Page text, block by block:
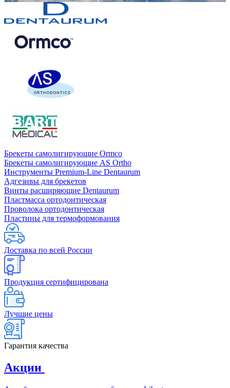
Брекеты самолигирующие Ormco
Брекеты самолигирующие AS Ortho
Инструменты Premium-Line Dentaurum
Адгезивы для брекетов
Винты расширяющие Dentaurum
Пластмасса ортодонтическая
Проволока ортодонтическая
Пластины для термоформования
Доставка по всей России
Продукция сертифицирована
Лучшие цены
Гарантия качества
Акции